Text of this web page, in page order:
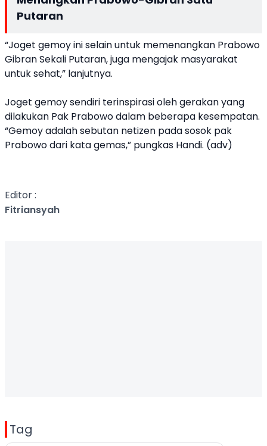
Putaran
“Joget gemoy ini selain untuk memenangkan Prabowo
Gibran Sekali Putaran, juga mengajak masyarakat
untuk sehat,” lanjutnya.
Joget gemoy sendiri terinspirasi oleh gerakan yang
dilakukan Pak Prabowo dalam beberapa kesempatan.
“Gemoy adalah sebutan netizen pada sosok pak
Prabowo dari kata gemas,” pungkas Handi. (adv)
Editor :
Fitriansyah
Tag